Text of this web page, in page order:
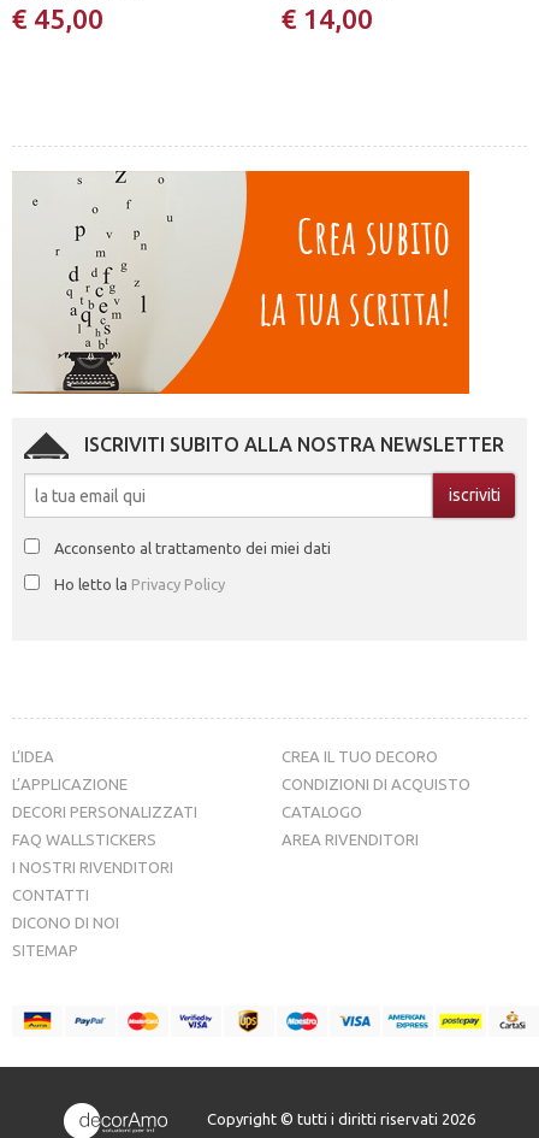
€ 45,00 € 14,00
ISCRIVITI SUBITO ALLA NOSTRA NEWSLETTER
Acconsento al trattamento dei miei dati
Ho letto la Privacy Policy
L’IDEA
L’APPLICAZIONE
DECORI PERSONALIZZATI
FAQ WALLSTICKERS
CREA IL TUO DECORO
CONDIZIONI DI ACQUISTO
CATALOGO
AREA RIVENDITORI
I NOSTRI RIVENDITORI
CONTATTI
DICONO DI NOI
SITEMAP
Copyright © tutti i diritti riservati 2026